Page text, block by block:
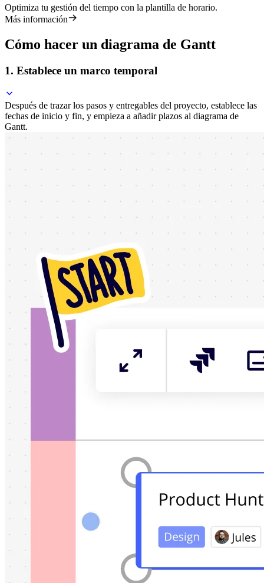
Optimiza tu gestión del tiempo con la plantilla de horario.
Más información
Cómo hacer un diagrama de Gantt
1. Establece un marco temporal
Después de trazar los pasos y entregables del proyecto, establece las
fechas de inicio y fin, y empieza a añadir plazos al diagrama de
Gantt.